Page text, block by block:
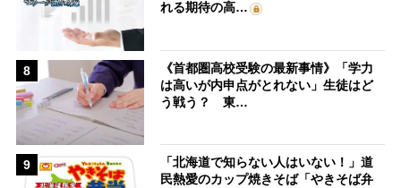
れる期待の高…
8
《首都圏高校受験の最新事情》「学力
は高いが内申点がとれない」生徒はど
う戦う？ 東…
9
「北海道で知らない人はいない！」道
民熱愛のカップ焼きそば「やきそば弁